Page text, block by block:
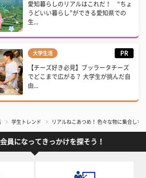
愛知暮らしのリアルはこれだ！ “ちょ
うどいい暮らし”ができる愛知県での
生...
大学生活 PR
【チーズ好き必見】ブッラータチーズ
でどこまで広がる？ 大学生が挑んだ自
由...
学生トレンド リアルねこあつめ！ 色々な物に集合しち
員になってきっかけを探そう！